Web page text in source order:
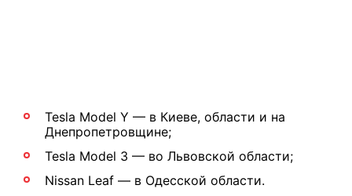
Tesla Model Y — в Киеве, области и на
Днепропетровщине;
Tesla Model 3 — во Львовской области;
Nissan Leaf — в Одесской области.